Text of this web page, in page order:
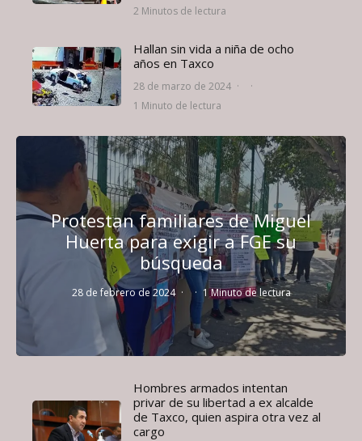
2 Minutos de lectura
Hallan sin vida a niña de ocho
años en Taxco
28 de marzo de 2024 ·
·
1 Minuto de lectura
Protestan familiares de Miguel
Huerta para exigir a FGE su
búsqueda
28 de febrero de 2024 · · 1 Minuto de lectura
Hombres armados intentan
privar de su libertad a ex alcalde
de Taxco, quien aspira otra vez al
cargo